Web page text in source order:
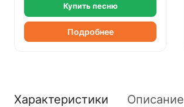
Купить песню
Подробнее
Характеристики Описание